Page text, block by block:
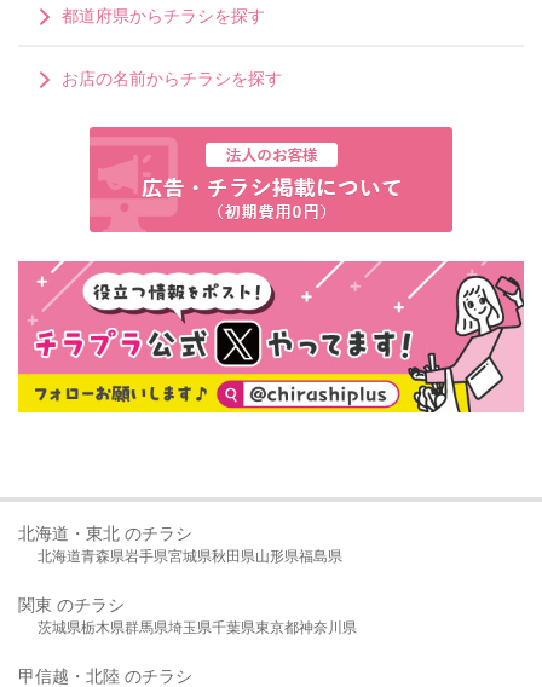
都道府県からチラシを探す
お店の名前からチラシを探す
北海道・東北 のチラシ
北海道青森県岩手県宮城県秋田県山形県福島県
関東 のチラシ
茨城県栃木県群馬県埼玉県千葉県東京都神奈川県
甲信越・北陸 のチラシ